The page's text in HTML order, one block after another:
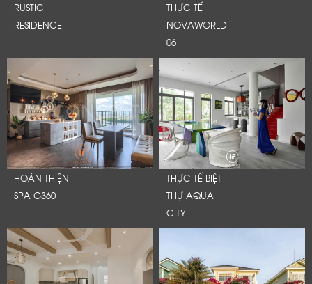
RUSTIC
RESIDENCE
THỰC TẾ
NOVAWORLD
06
HOÀN THIỆN
SPA G360
THỰC TẾ BIỆT
THỰ AQUA
CITY